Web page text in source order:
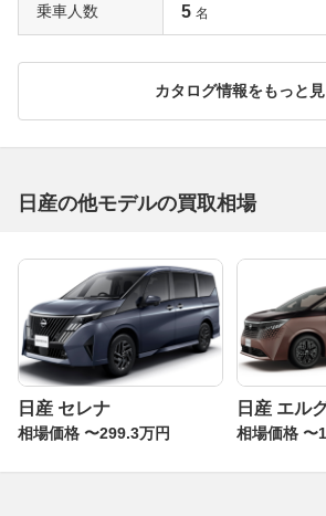
乗車人数 5 名
カタログ情報をもっと
日産の他モデルの買取相場
日産 セレナ
相場価格 〜299.3万円
日産 エル
相場価格 〜